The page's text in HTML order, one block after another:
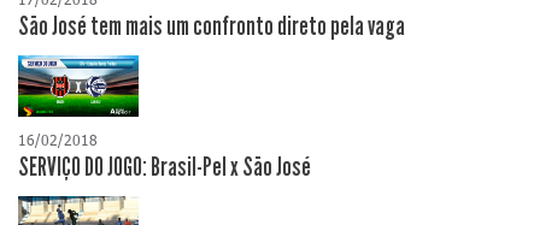
São José tem mais um confronto direto pela vaga
16/02/2018
SERVIÇO DO JOGO: Brasil-Pel x São José